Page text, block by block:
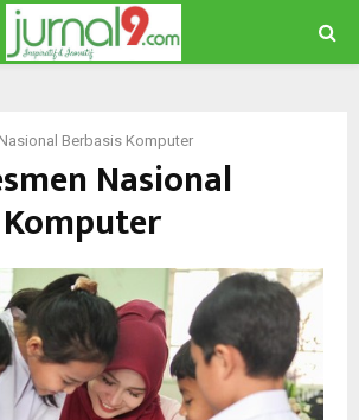
Berbasis Komputer
Nasional